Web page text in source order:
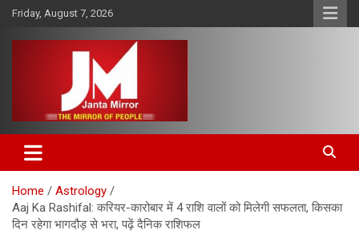
Skip
content
Friday, August 7, 2026
Janta Mirror
Home
Astrology
Aaj Ka Rashifal: करियर-कारोबार में 4 राशि वालों को मिलेगी सफलता, किसका
दिन रहेगा भागदौड़ से भरा, पढ़ें दैनिक राशिफल